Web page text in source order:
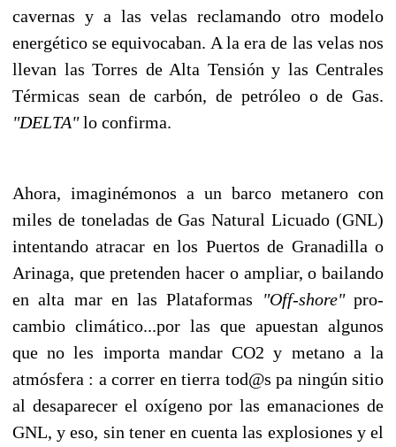
cavernas y a las velas reclamando otro modelo
energético se equivocaban. A la era de las velas nos
llevan las Torres de Alta Tensión y las Centrales
Térmicas sean de carbón, de petróleo o de Gas.
"DELTA"lo confirma.
Ahora, imaginémonos a un barco metanero con
miles de toneladas de Gas Natural Licuado (GNL)
intentando atracar en los Puertos de Granadilla o
Arinaga, que pretenden hacer o ampliar, o bailando
en alta mar en las Plataformas
"Off-shore"pro-
cambio climático...por las que apuestan algunos
que no les importa mandar CO2 y metano a la
atmósfera : a correr en tierra tod@s pa ningún sitio
al desaparecer el oxígeno por las emanaciones de
GNL, y eso, sin tener en cuenta las explosiones y el